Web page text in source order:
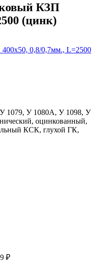
КЗП
(цинк)
1079, У 1080А, У 1098, У
оцинкованный,
КСК, глухой ГК,
₽